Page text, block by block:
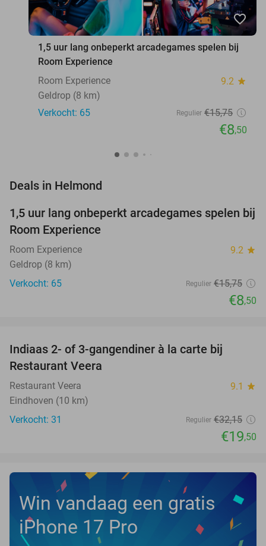
favorite_border
1,5 uur lang onbeperkt arcadegames spelen bij
Room Experience
Room Experience
9.2 star
Geldrop (8 km)
Verkocht: 65
Regulier €15,75
€8,50
Deals in Helmond
46%
TODAY
1,5 uur lang onbeperkt arcadegames spelen bij
Room Experience
Room Experience 9.2 star
Geldrop (8 km)
Verkocht: 65
Regulier €15,75
€8,50
TODAY
Indiaas 2- of 3-gangendiner à la carte bij
Restaurant Veera
Restaurant Veera 9.1 star
Eindhoven (10 km)
Verkocht: 31
Regulier €32,15
€19,50
Win vandaag een gratis
iPhone 17 Pro